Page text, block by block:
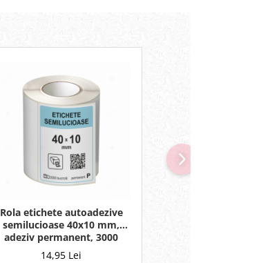
Rola etichete autoadezive
semilucioase 40x10 mm,
adeziv permanent, 3000
etichete/rola
14,95 Lei